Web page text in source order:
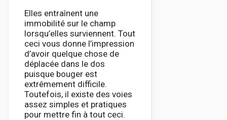
Elles entraînent une
immobilité sur le champ
lorsqu’elles surviennent. Tout
ceci vous donne l’impression
d’avoir quelque chose de
déplacée dans le dos
puisque bouger est
extrêmement difficile.
Toutefois, il existe des voies
assez simples et pratiques
pour mettre fin à tout ceci.